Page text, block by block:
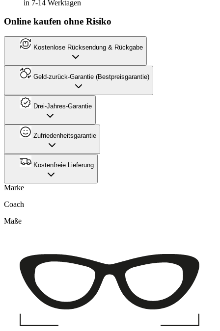
in 7-14 Werktagen
Online kaufen ohne Risiko
Kostenlose Rücksendung & Rückgabe
Geld-zurück-Garantie (Bestpreisgarantie)
Drei-Jahres-Garantie
Zufriedenheitsgarantie
Kostenfreie Lieferung
Marke
Coach
Maße